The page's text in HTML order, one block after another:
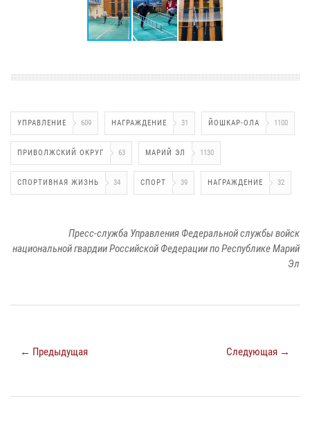
УПРАВЛЕНИЕ 609 НАГРАЖДЕНИЕ 31 ЙОШКАР-ОЛА 1100
ПРИВОЛЖСКИЙ ОКРУГ 63 МАРИЙ ЭЛ 1130
СПОРТИВНАЯ ЖИЗНЬ 34 СПОРТ 39 НАГРАЖДЕНИЕ 32
Пресс-служба Управления Федеральной службы войск
национальной гвардии Российской Федерации по Республике Марий
Эл
← Предыдущая Следующая →